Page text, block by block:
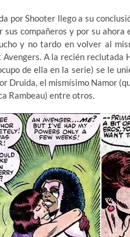
por Shooter llego a su
compañeros y por su
y no tardo en volver al
A la recién reclutada
de ella en la serie) se le
Druida, el mismísimo Namor
Rambeau) entre otros.